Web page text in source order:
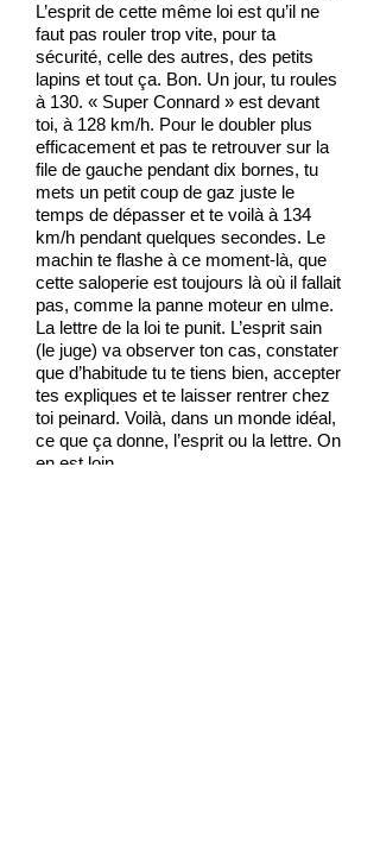
L’esprit de cette même loi est qu’il ne
faut pas rouler trop vite, pour ta
sécurité, celle des autres, des petits
lapins et tout ça. Bon. Un jour, tu roules
à 130. « Super Connard » est devant
toi, à 128 km/h. Pour le doubler plus
efficacement et pas te retrouver sur la
file de gauche pendant dix bornes, tu
mets un petit coup de gaz juste le
temps de dépasser et te voilà à 134
km/h pendant quelques secondes. Le
machin te flashe à ce moment-là, que
cette saloperie est toujours là où il fallait
pas, comme la panne moteur en ulme.
La lettre de la loi te punit. L’esprit sain
(le juge) va observer ton cas, constater
que d’habitude tu te tiens bien, accepter
tes expliques et te laisser rentrer chez
toi peinard. Voilà, dans un monde idéal,
ce que ça donne, l’esprit ou la lettre. On
en est loin…